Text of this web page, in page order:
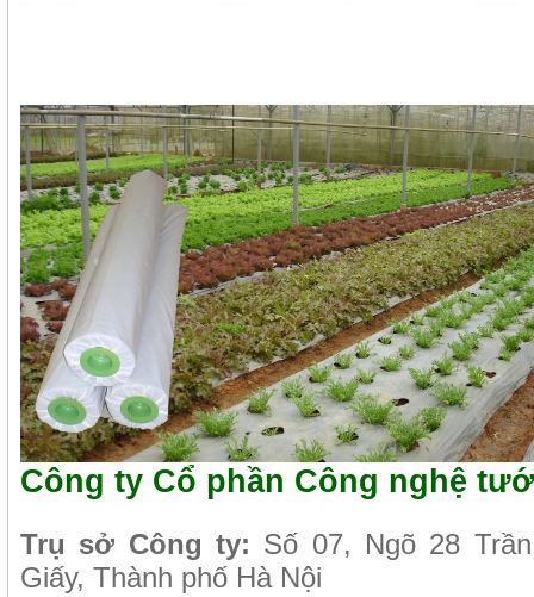
Công ty Cổ phần Công nghệ
Trụ sở Công ty: Số 07, Ngõ 28
Giấy, Thành phố Hà Nội